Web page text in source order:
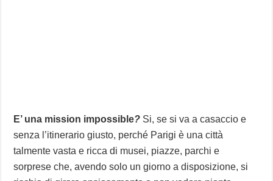
E’ una mission impossible? Si, se si va a casaccio e
senza l’itinerario giusto, perché Parigi è una città
talmente vasta e ricca di musei, piazze, parchi e
sorprese che, avendo solo un giorno a disposizione, si